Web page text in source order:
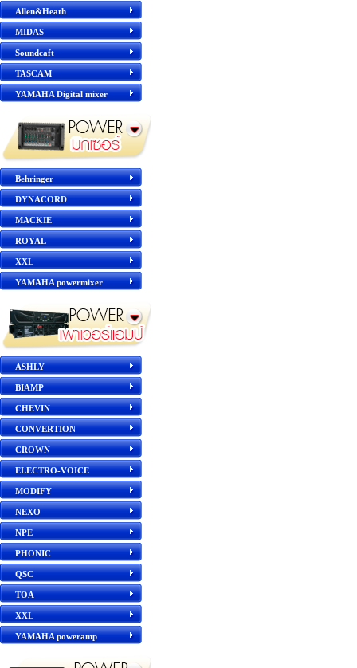
Allen&Heath
MIDAS
Soundcaft
TASCAM
YAMAHA Digital mixer
Behringer
DYNACORD
MACKIE
ROYAL
XXL
YAMAHA powermixer
ASHLY
BIAMP
CHEVIN
CONVERTION
CROWN
ELECTRO-VOICE
MODIFY
NEXO
NPE
PHONIC
QSC
TOA
XXL
YAMAHA poweramp